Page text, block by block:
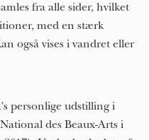
fra alle sider, hvilket
med en stærk
også vises i vandret eller
personlige udstilling i
des Beaux-Arts i